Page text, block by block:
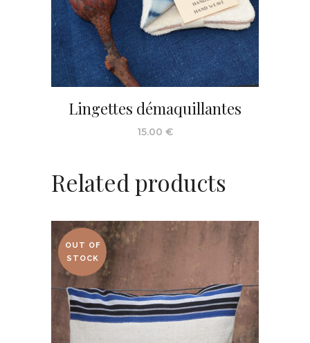
Lingettes démaquillantes
15.00 €
Related products
OUT OF
STOCK